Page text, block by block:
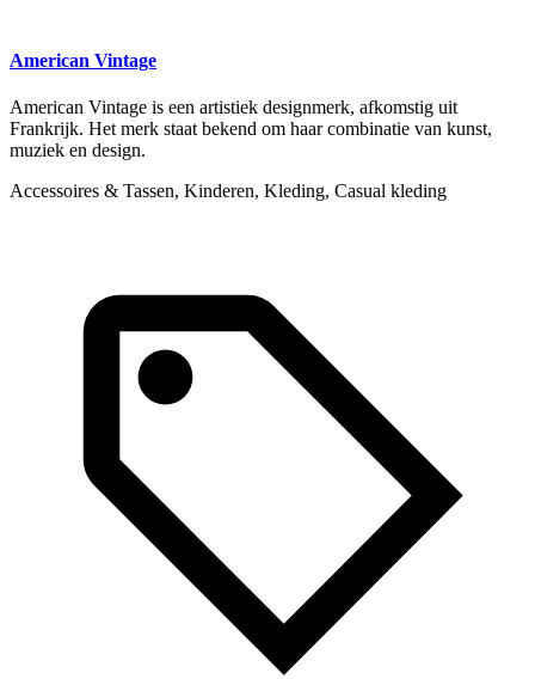
American Vintage
American Vintage is een artistiek designmerk, afkomstig uit
Frankrijk. Het merk staat bekend om haar combinatie van kunst,
muziek en design.
Accessoires & Tassen, Kinderen, Kleding, Casual kleding